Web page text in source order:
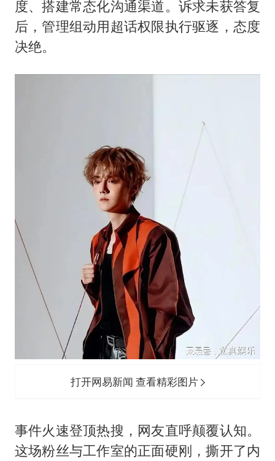
度、搭建常态化沟通渠道。诉求未获答复
后，管理组动用超话权限执行驱逐，态度
决绝。
打开网易新闻 查看精彩图片
事件火速登顶热搜，网友直呼颠覆认知。
这场粉丝与工作室的正面硬刚，撕开了内